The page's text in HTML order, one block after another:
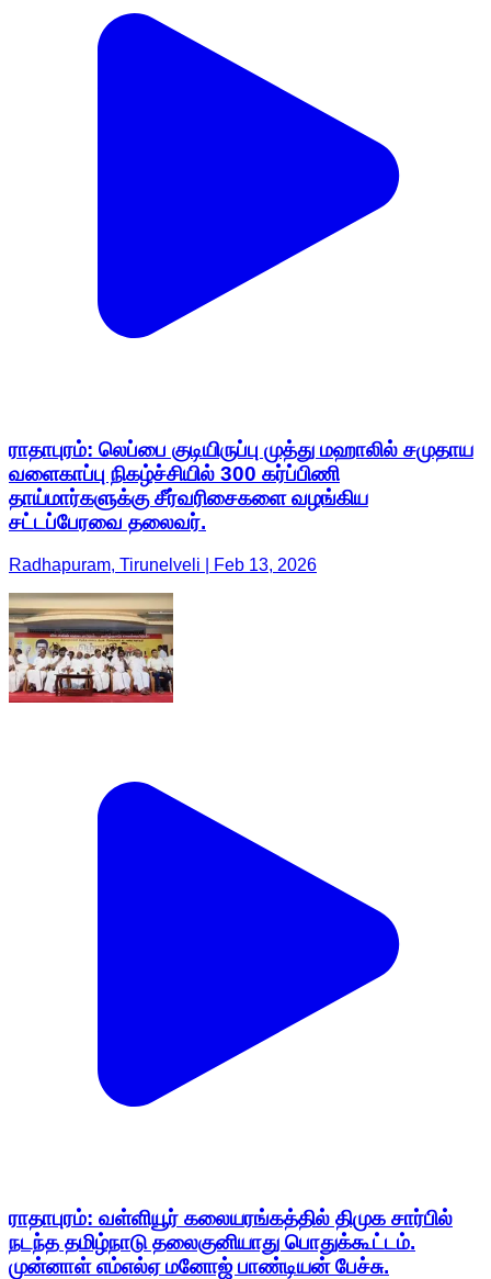
ராதாபுரம்: லெப்பை குடியிருப்பு முத்து மஹாலில் சமுதாய
வளைகாப்பு நிகழ்ச்சியில் 300 கர்ப்பிணி
தாய்மார்களுக்கு சீர்வரிசைகளை வழங்கிய
சட்டப்பேரவை தலைவர்.
Radhapuram, Tirunelveli | Feb 13, 2026
ராதாபுரம்: வள்ளியூர் கலையரங்கத்தில் திமுக சார்பில்
நடந்த தமிழ்நாடு தலைகுனியாது பொதுக்கூட்டம்.
முன்னாள் எம்எல்ஏ மனோஜ் பாண்டியன் பேச்சு.